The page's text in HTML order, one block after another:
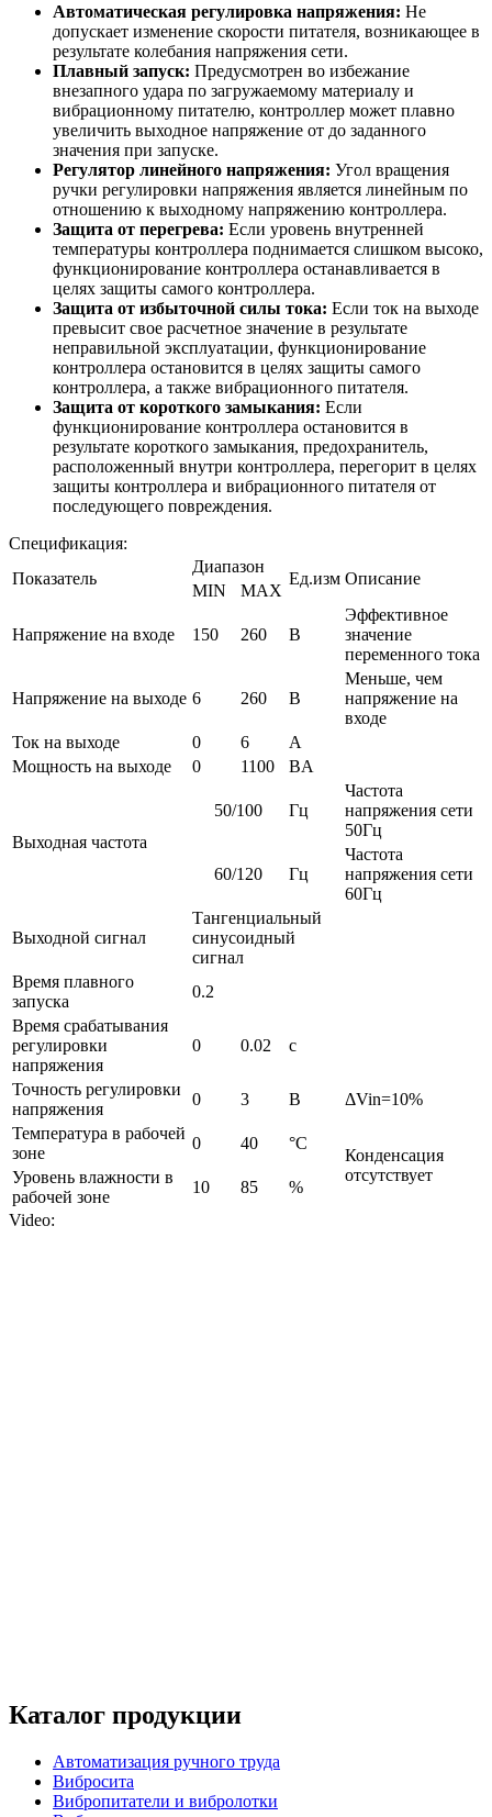
Автоматическая регулировка напряжения: Не
допускает изменение скорости питателя, возникающее в
результате колебания напряжения сети.
Плавный запуск: Предусмотрен во избежание
внезапного удара по загружаемому материалу и
вибрационному питателю, контроллер может плавно
увеличить выходное напряжение от до заданного
значения при запуске.
Регулятор линейного напряжения: Угол вращения
ручки регулировки напряжения является линейным по
отношению к выходному напряжению контроллера.
Защита от перегрева: Если уровень внутренней
температуры контроллера поднимается слишком высоко,
функционирование контроллера останавливается в
целях защиты самого контроллера.
Защита от избыточной силы тока: Если ток на выходе
превысит свое расчетное значение в результате
неправильной эксплуатации, функционирование
контроллера остановится в целях защиты самого
контроллера, а также вибрационного питателя.
Защита от короткого замыкания: Если
функционирование контроллера остановится в
результате короткого замыкания, предохранитель,
расположенный внутри контроллера, перегорит в целях
защиты контроллера и вибрационного питателя от
последующего повреждения.
Спецификация:
Показатель
Диапазон
Ед.изм Описание
MIN MAX
Напряжение на входе 150 260 В
Эффективное
значение
переменного тока
Напряжение на выходе 6 260 В
Меньше, чем
напряжение на
входе
Ток на выходе
0 6
A
Мощность на выходе
0 1100 ВA
Выходная частота
50/100 Гц
Частота
напряжения сети
50Гц
60/120 Гц
Частота
напряжения сети
60Гц
Выходной сигнал
Тангенциальный
синусоидный
сигнал
Время плавного
запуска
0.2
Время срабатывания
регулировки
напряжения
0 0.02 с
Точность регулировки
напряжения
0 3 В
ΔVin=10%
Температура в рабочей
зоне
0 40 °С
Конденсация
отсутствует
Уровень влажности в
рабочей зоне
10 85
%
Video:
Каталог продукции
Автоматизация ручного труда
Вибросита
Вибропитатели и вибролотки